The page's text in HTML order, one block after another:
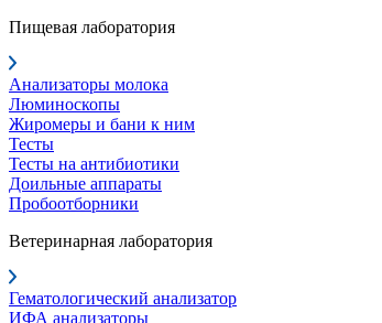
Пищевая лаборатория
Анализаторы молока
Люминоскопы
Жиромеры и бани к ним
Тесты
Тесты на антибиотики
Доильные аппараты
Пробоотборники
Ветеринарная лаборатория
Гематологический анализатор
ИФА анализаторы